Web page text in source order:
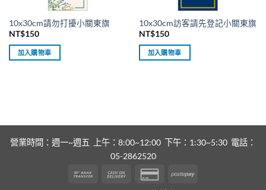
10x30cm請勿打擾小關東旗
NT$150
加入購物車
10x30cm訪客請先登記小關東旗
NT$150
加入購物車
營業時間：週一~週五 上午：8:00~12:00 下午：1:30~5:30 電話：
05-2862520
Bank
Cash
Credit
Postepay